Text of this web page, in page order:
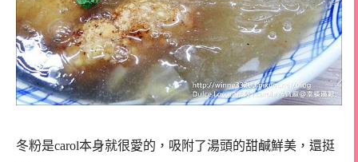
冬粉是carol本身就很愛的，吸附了湯頭的甜鹹鮮美，還挺